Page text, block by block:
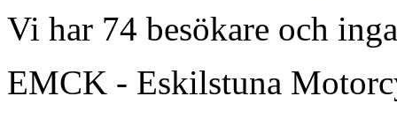
Vi har 74 besökare och
EMCK - Eskilstuna